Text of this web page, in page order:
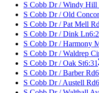
S Cobb Dr / Windy Hill
S Cobb Dr / Old
S Cobb Dr / Pat Mell Rd
S Cobb Dr / Dink Ln
S Cobb Dr / Harmony
S Cobb Dr / Waldrep
S Cobb Dr / Oak St6:31
S Cobb Dr / Barber Rd
S Cobb Dr / Austell Rd